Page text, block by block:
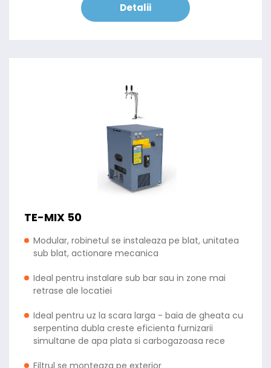
Detalii
TE-MIX 50
Modular, robinetul se instaleaza pe blat, unitatea
sub blat, actionare mecanica
Ideal pentru instalare sub bar sau in zone mai
retrase ale locatiei
Ideal pentru uz la scara larga - baia de gheata cu
serpentina dubla creste eficienta furnizarii
simultane de apa plata si carbogazoasa rece
Filtrul se monteaza pe exterior